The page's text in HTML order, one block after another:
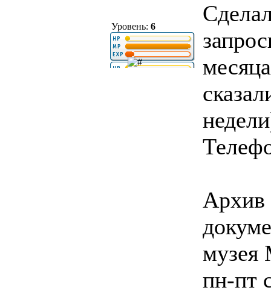
Уровень: 6
Архив
музея
пн-пт